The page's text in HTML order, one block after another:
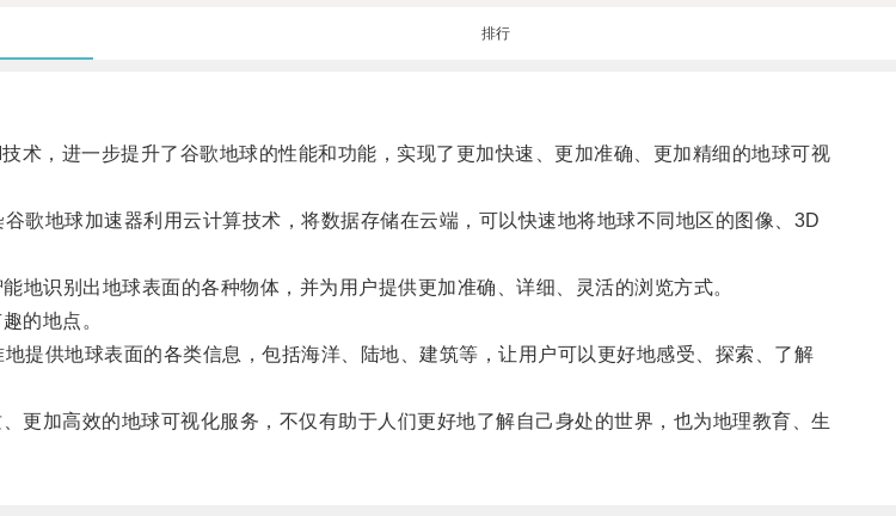
排行
，进一步提升了谷歌地球的性能和功能，实现了更加快速、更加准确、更加精细的地球可视
地球加速器利用云计算技术，将数据存储在云端，可以快速地将地球不同地区的图像、3D
识别出地球表面的各种物体，并为用户提供更加准确、详细、灵活的浏览方式。
的地点。
供地球表面的各类信息，包括海洋、陆地、建筑等，让用户可以更好地感受、探索、了解
加高效的地球可视化服务，不仅有助于人们更好地了解自己身处的世界，也为地理教育、生